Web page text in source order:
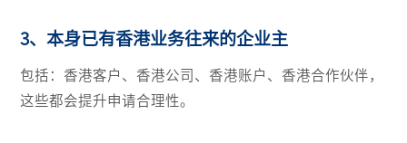
3、本身已有香港业务往来的企业主
包括：香港客户、香港公司、香港账户、香港合作伙伴，
这些都会提升申请合理性。